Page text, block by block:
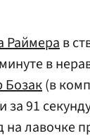
Раймерав
в
Бозак(в
91
на